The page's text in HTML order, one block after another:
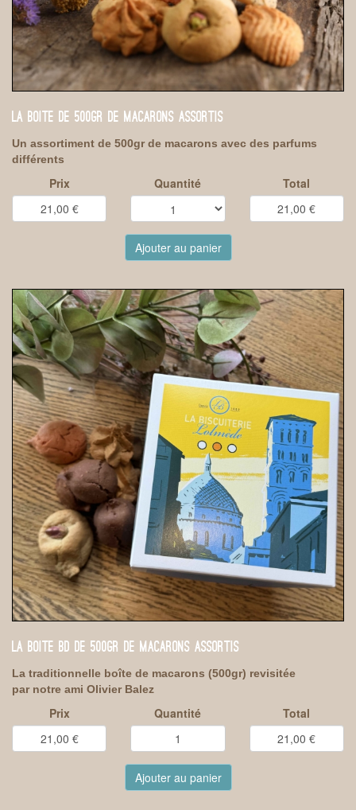
LA BOITE DE 500GR DE MACARONS ASSORTIS
Un assortiment de 500gr de macarons avec des parfums
différents
Prix Quantité Total
Ajouter au panier
LA BOITE BD DE 500GR DE MACARONS ASSORTIS
La traditionnelle boîte de macarons (500gr) revisitée
par notre ami Olivier Balez
Prix Quantité Total
Ajouter au panier